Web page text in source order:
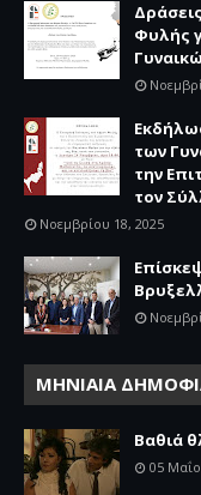
Φυλής
των
την
τον
Νοεμβρίου 18, 2025
ΜΗΝΙΑΙΑ
Βαθιά
05